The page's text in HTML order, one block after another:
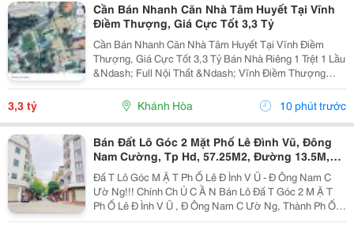
Cần Bán Nhanh Căn Nhà Tâm Huyết Tại Vĩnh
Điềm Thượng, Giá Cực Tốt 3,3 Tỷ
Cần Bán Nhanh Căn Nhà Tâm Huyết Tại Vĩnh Điềm
Thượng, Giá Cực Tốt 3,3 Tỷ Bán Nhà Riêng 1 Trệt 1 Lầu
&Ndash; Full Nội Thất &Ndash; Vĩnh Điềm Thượng
&Ndash; Gần 23/10 Vị Trí: Thôn Vĩnh Điềm Thượng,
Cách Đường 23/10 Chỉ 50M Hẻm Thông Thoáng, Kết...
3,3 tỷ Khánh Hòa 10 phút trước
Bán Đất Lô Góc 2 Mặt Phố Lê Đình Vũ, Đông
Nam Cường, Tp Hd, 57.25M2, Đường 13.5M,
3.X Tỷ
Đấ T Lô Góc M Ặ T Ph Ố Lê Đ Ình V Ũ - Đ Ông Nam C
Ườ Ng!!! Chính Ch Ủ C Ầ N Bán Lô Đấ T Góc 2 M Ặ T
Ph Ố Lê Đ Ình V Ũ , Đ Ông Nam C Ườ Ng, Thành Ph Ố H
Ả I D Ươ Ng - Di Ệ N Tích 57.25M2, H Ướ Ng Tây, Tây B